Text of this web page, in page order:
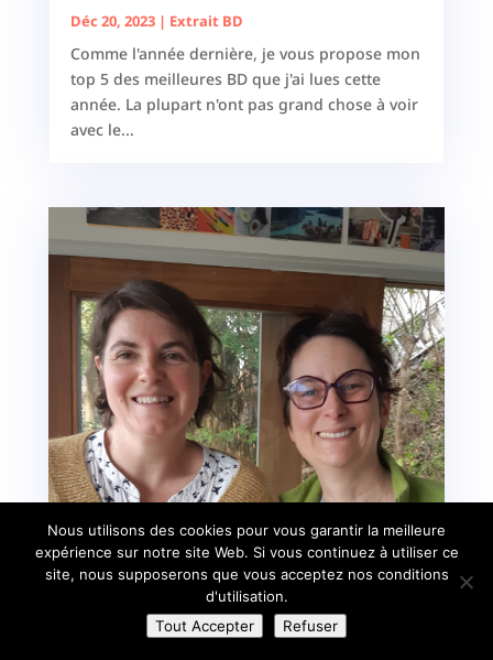
Déc 20, 2023| Extrait BD
Comme l'année dernière, je vous propose mon
top 5 des meilleures BD que j'ai lues cette
année. La plupart n'ont pas grand chose à voir
avec le...
Nous utilisons des cookies pour vous garantir la meilleure
expérience sur notre site Web. Si vous continuez à utiliser ce
site, nous supposerons que vous acceptez nos conditions
d'utilisation.
Tout Accepter
Refuser